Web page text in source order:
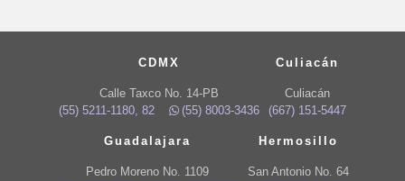
CDMX
Calle Taxco No. 14-PB
(55) 5211-1180, 82
(55) 8003-3436
Culiacán
Culiacán
(667) 151-5447
Guadalajara
Pedro Moreno No. 1109
Hermosillo
San Antonio No. 64